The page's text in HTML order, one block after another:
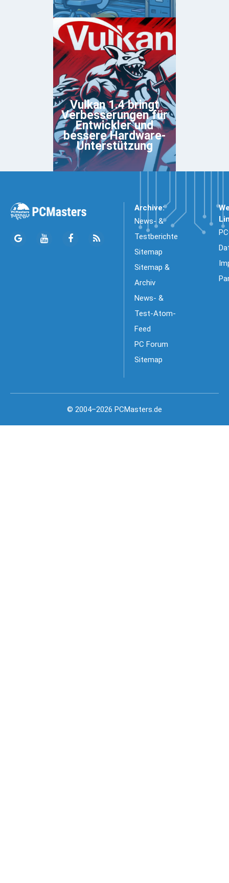
Vulkan 1.4 bringt
Verbesserungen für
Entwickler und
bessere Hardware-
Unterstützung
Archive:
News- &
Testberichte
Sitemap
Sitemap &
Archiv
News- &
Test-Atom-
Feed
PC Forum
Sitemap
© 2004–2026 PCMasters.de